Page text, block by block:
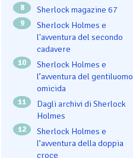
8 Sherlock magazine 67
9
Sherlock Holmes e
l'avventura del secondo
cadavere
10
Sherlock Holmes e
l’avventura del gentiluomo
omicida
11
Dagli archivi di Sherlock
Holmes
12
Sherlock Holmes e
l’avventura della doppia
croce